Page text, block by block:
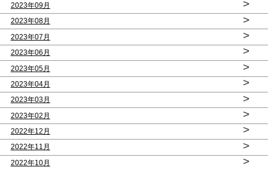
2023年09月 >
2023年08月 >
2023年07月 >
2023年06月 >
2023年05月 >
2023年04月 >
2023年03月 >
2023年02月 >
2022年12月 >
2022年11月 >
2022年10月 >